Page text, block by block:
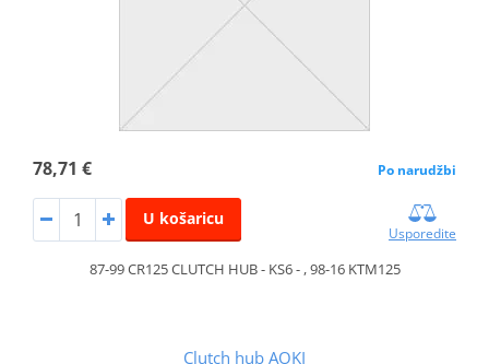
78,71 € Po narudžbi
U košaricu
Usporedite
87-99 CR125 CLUTCH HUB - KS6 - , 98-16 KTM125
Clutch hub AOKI